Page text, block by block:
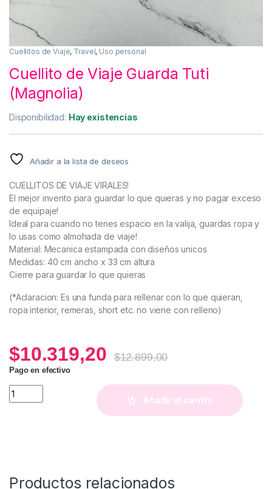
Cuellitos de Viaje, Travel, Uso personal
Cuellito de Viaje Guarda Tuti
(Magnolia)
Disponibilidad: Hay existencias
Añadir a la lista de deseos
CUELLITOS DE VIAJE VIRALES!
El mejor invento para guardar lo que quieras y no pagar exceso
de equipaje!
Ideal para cuando no tenes espacio en la valija, guardas ropa y
lo usas como almohada de viaje!
Material: Mecanica estampada con diseños unicos
Medidas: 40 cm ancho x 33 cm altura
Cierre para guardar lo que quieras
(*Aclaracion: Es una funda para rellenar con lo que quieran,
ropa interior, remeras, short etc. no viene con relleno)
$10.319,20 $12.899,00
Pago en efectivo
Cuellito de Viaje Guarda Tuti (Magnolia) quantity
Añadir al carrito
Productos relacionados